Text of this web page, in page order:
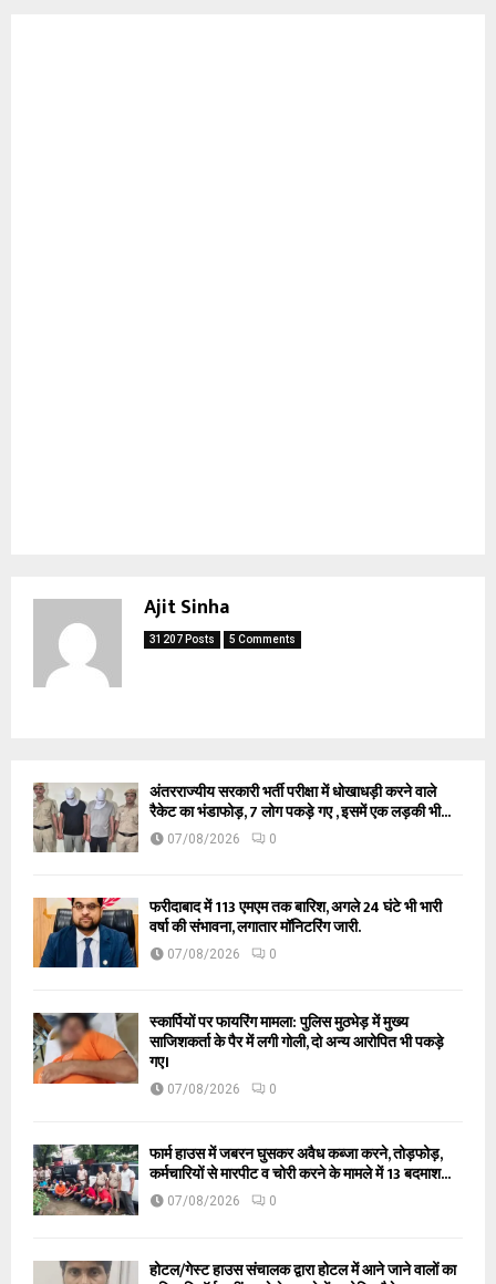
Ajit Sinha
31207 Posts 5 Comments
अंतरराज्यीय सरकारी भर्ती परीक्षा में धोखाधड़ी करने वाले
रैकेट का भंडाफोड़, 7 लोग पकड़े गए , इसमें एक लड़की भी...
07/08/2026 0
फरीदाबाद में 113 एमएम तक बारिश, अगले 24 घंटे भी भारी
वर्षा की संभावना, लगातार मॉनिटरिंग जारी.
07/08/2026 0
स्कार्पियों पर फायरिंग मामला: पुलिस मुठभेड़ में मुख्य
साजिशकर्ता के पैर में लगी गोली, दो अन्य आरोपित भी पकड़े
गए।
07/08/2026 0
फार्म हाउस में जबरन घुसकर अवैध कब्जा करने, तोड़फोड़,
कर्मचारियों से मारपीट व चोरी करने के मामले में 13 बदमाश...
07/08/2026 0
होटल/गेस्ट हाउस संचालक द्वारा होटल में आने जाने वालों का